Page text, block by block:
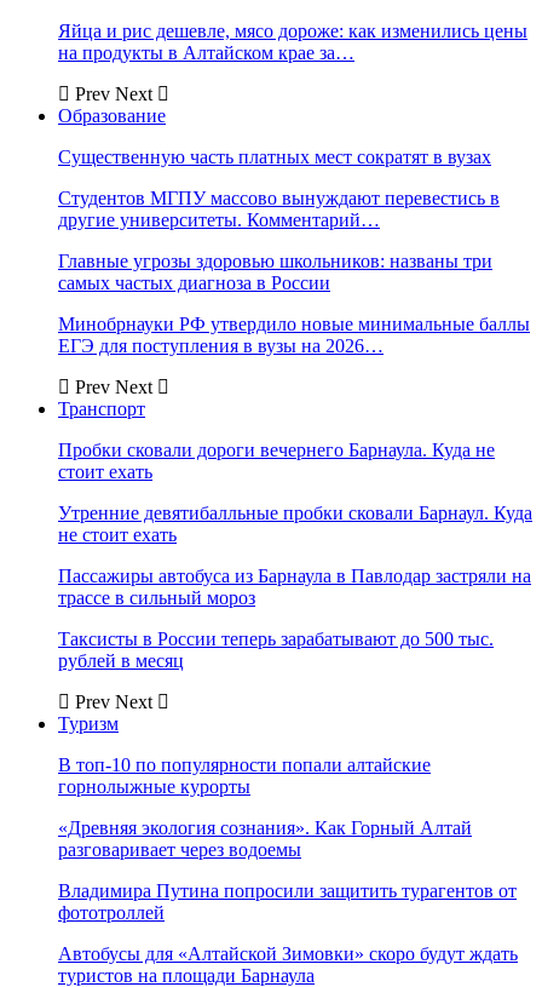
Яйца и рис дешевле, мясо дороже: как изменились цены
на продукты в Алтайском крае за…
Prev Next
Образование
Существенную часть платных мест сократят в вузах
Студентов МГПУ массово вынуждают перевестись в
другие университеты. Комментарий…
Главные угрозы здоровью школьников: названы три
самых частых диагноза в России
Минобрнауки РФ утвердило новые минимальные баллы
ЕГЭ для поступления в вузы на 2026…
Prev Next
Транспорт
Пробки сковали дороги вечернего Барнаула. Куда не
стоит ехать
Утренние девятибалльные пробки сковали Барнаул. Куда
не стоит ехать
Пассажиры автобуса из Барнаула в Павлодар застряли на
трассе в сильный мороз
Таксисты в России теперь зарабатывают до 500 тыс.
рублей в месяц
Prev Next
Туризм
В топ-10 по популярности попали алтайские
горнолыжные курорты
«Древняя экология сознания». Как Горный Алтай
разговаривает через водоемы
Владимира Путина попросили защитить турагентов от
фототроллей
Автобусы для «Алтайской Зимовки» скоро будут ждать
туристов на площади Барнаула